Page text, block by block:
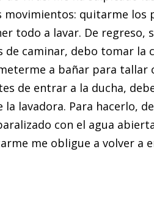
quitarme los
todo a lavar. De regreso,
caminar, debo tomar la
a bañar para tallar
de entrar a la ducha,
lavadora. Para hacerlo,
con el agua
me obligue a volver a